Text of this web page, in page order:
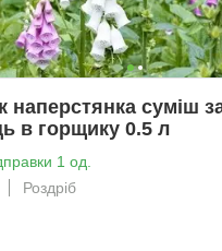
наперстянка суміш
в горщику 0.5 л
1 од.
Роздріб